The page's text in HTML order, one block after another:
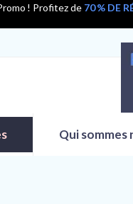
! Profitez de 70 % DE
Qui sommes